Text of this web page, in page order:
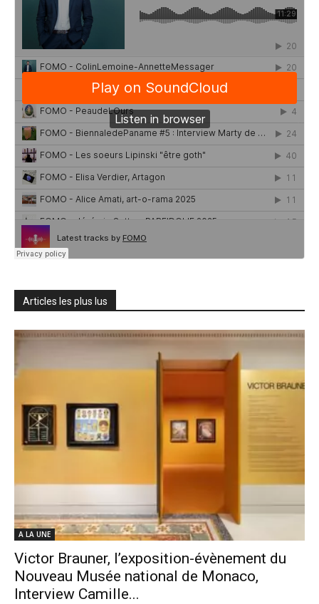
Articles les plus lus
A LA UNE
Victor Brauner, l’exposition-évènement du
Nouveau Musée national de Monaco,
Interview Camille...